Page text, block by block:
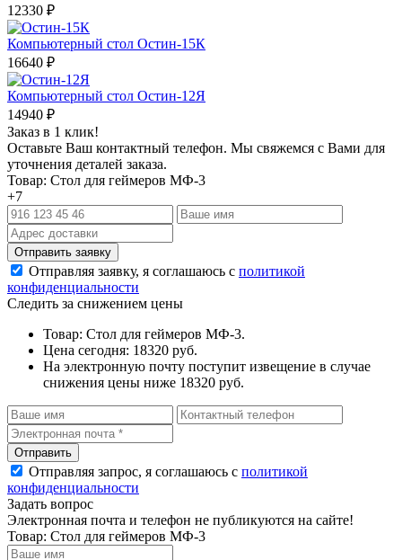
12330 ₽
Компьютерный стол Остин-15К
16640 ₽
Компьютерный стол Остин-12Я
14940 ₽
Заказ в 1 клик!
Оставьте Ваш контактный телефон. Мы свяжемся с Вами для
уточнения деталей заказа.
Товар: Стол для геймеров МФ-3
+7
Отправляя заявку, я соглашаюсь с политикой
конфиденциальности
Следить за снижением цены
Товар: Стол для геймеров МФ-3.
Цена сегодня: 18320 руб.
На электронную почту поступит извещение в случае
снижения цены ниже 18320 руб.
Отправляя запрос, я соглашаюсь с политикой
конфиденциальности
Задать вопрос
Электронная почта и телефон не публикуются на сайте!
Товар: Стол для геймеров МФ-3